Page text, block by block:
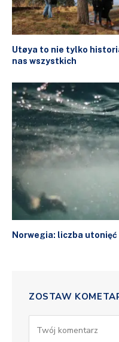
Utøya to nie tylko
nas wszystkich
Norwegia: liczba utonięć
ZOSTAW